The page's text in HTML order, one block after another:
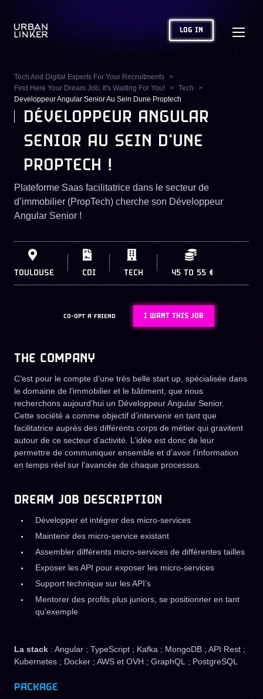
LOG IN
Tech And Digital Experts For Your Recruitments
Find Here Your Dream Job, It's Waiting For You!
Tech
Developpeur Angular Senior Au Sein Dune Proptech
DÉVELOPPEUR ANGULAR
SENIOR AU SEIN D'UNE
PROPTECH !
Plateforme Saas facilitatrice dans le secteur de
d’immobilier (PropTech) cherche son Développeur
Angular Senior !
TOULOUSE CDI TECH 45 TO 55 €
CO-OPT A FRIEND I WANT THIS JOB
THE COMPANY
C’est pour le compte d’une très belle start up, spécialisée dans
le domaine de l’immobilier et le bâtiment, que nous
recherchons aujourd’hui un Développeur Angular Senior.
Cette société a comme objectif d’intervenir en tant que
facilitatrice auprès des différents corps de métier qui gravitent
autour de ce secteur d’activité. L’idée est donc de leur
permettre de communiquer ensemble et d’avoir l’information
en temps réel sur l’avancée de chaque processus.
DREAM JOB DESCRIPTION
Développer et intégrer des micro-services
Maintenir des micro-service existant
Assembler différents micro-services de différentes tailles
Exposer les API pour exposer les micro-services
Support technique sur les API’s
Mentorer des profils plus juniors, se positionner en tant
qu’exemple
La stack : Angular ; TypeScript ; Kafka ; MongoDB ; API Rest ;
Kubernetes ; Docker ; AWS et OVH ; GraphQL ; PostgreSQL
PACKAGE